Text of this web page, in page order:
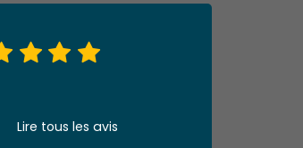
Lire tous les avis